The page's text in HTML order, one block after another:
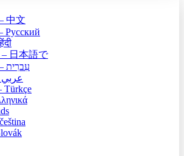
中文
Русский
– 日本語で
Hebrew – עִברִית
Arabic – عربي
Türkçe